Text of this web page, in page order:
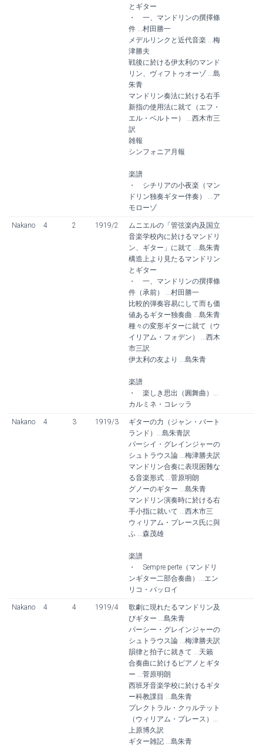
とギター
・ 一、マンドリンの撰擇條
件 ...村田勝一
メデルリンクと近代音楽 ...梅
津勝夫
戦後に於ける伊太利のマンド
リン、ヴィフトゥオーゾ ...島
朱青
マンドリン奏法に於ける右手
新指の使用法に就て（エフ・
エル・ベルトー） ...西木市三
訳
雑報
シンフォニア月報
楽譜
・ シチリアの小夜楽（マン
ドリン独奏ギター伴奏） ...ア
モローゾ
Nakano 4 2 1919/2
ムニエルの「管弦楽内及国立
音楽学校内に於けるマンドリ
ン、ギター」に就て ...島朱青
構造上より見たるマンドリン
とギター
・ 一、マンドリンの撰擇條
件（承前） ...村田勝一
比較的弾奏容易にして而も価
値あるギター独奏曲 ...島朱青
種々の変形ギターに就て（ウ
イリアム・フォデン） ...西木
市三訳
伊太利の友より ...島朱青
楽譜
・ 楽しき思出（圓舞曲）...
カルミネ・コレッラ
Nakano 4 3 1919/3
ギターの力（ジャン・バート
ランド）...島朱青訳
パーシイ・グレインジャーの
シュトラウス論 ...梅津勝夫訳
マンドリン合奏に表現困難な
る音楽形式 ...菅原明朗
グノーのギター ...島朱青
マンドリン演奏時に於ける右
手小指に就いて ...西木市三
ウィリアム・プレース氏に與
ふ ...森茂雄
楽譜
・ Sempre perte（マンドリ
ンギター二部合奏曲）...エン
リコ・バッロイ
Nakano 4 4 1919/4
歌劇に現れたるマンドリン及
びギター ...島朱青
パーシー・グレインジャーの
シュトラウス論 ...梅津勝夫訳
韻律と拍子に就きて ...天籟
合奏曲に於けるピアノとギタ
ー ...菅原明朗
西班牙音楽学校に於けるギタ
ー科教課目 ...島朱青
プレクトラル・クヮルテット
（ウィリアム・プレース）...
上原博久訳
ギター雑記 ...島朱青